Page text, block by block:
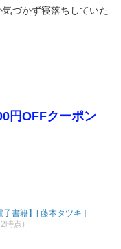
づかず寝落ちしていた
円OFFクーポン
書籍】[ 藤本タツキ ]
時点)